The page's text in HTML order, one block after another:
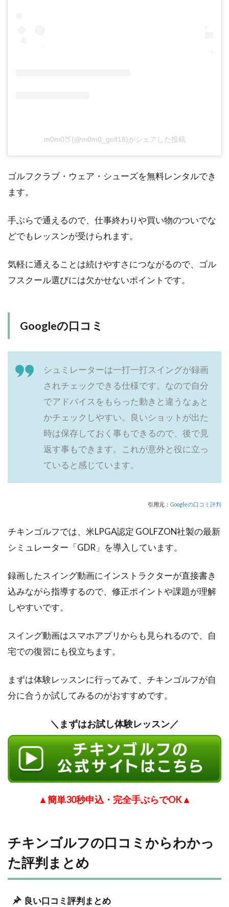
m0m0🍑(@m0m0_golf18)がシェアした投稿
ゴルフクラブ・ウェア・シューズを無料レンタルでき
ます。
手ぶらで通えるので、仕事終わりや買い物のついでな
どでもレッスンが受けられます。
気軽に通えることは続けやすさにつながるので、ゴル
フスクール選びには欠かせないポイントです。
Googleの口コミ
シュミレーターは一打一打スイングが録画
されチェックできる仕様です。なので自分
でアドバイスをもらった動きと違うなぁと
かチェックしやすい。良いショットが出た
時は保存しておく事もできるので、後で見
返す事もできます。これが意外と役に立っ
ていると感じています。
引用元： Googleの口コミ評判
チキンゴルフでは、米LPGA認定 GOLFZON社製の最新
シミュレーター「GDR」を導入しています。
録画したスイング動画にインストラクターが直接書き
込みながら指導するので、修正ポイントや課題が理解
しやすいです。
スイング動画はスマホアプリからも見られるので、自
宅での復習にも役立ちます。
まずは体験レッスンに行ってみて、チキンゴルフが自
分に合うか試してみるのがおすすめです。
＼まずはお試し体験レッスン／
▲簡単30秒申込・完全手ぶらでOK▲
チキンゴルフの口コミからわかっ
た評判まとめ
良い口コミ評判まとめ